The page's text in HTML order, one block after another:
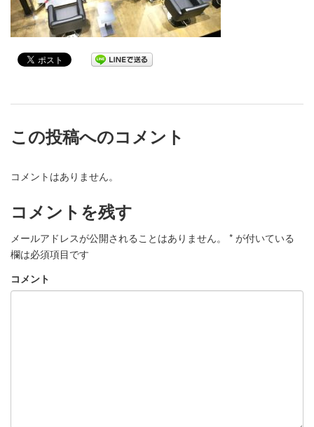
この投稿へのコメント
コメントはありません。
コメントを残す
メールアドレスが公開されることはありません。 * が付いている
欄は必須項目です
コメント